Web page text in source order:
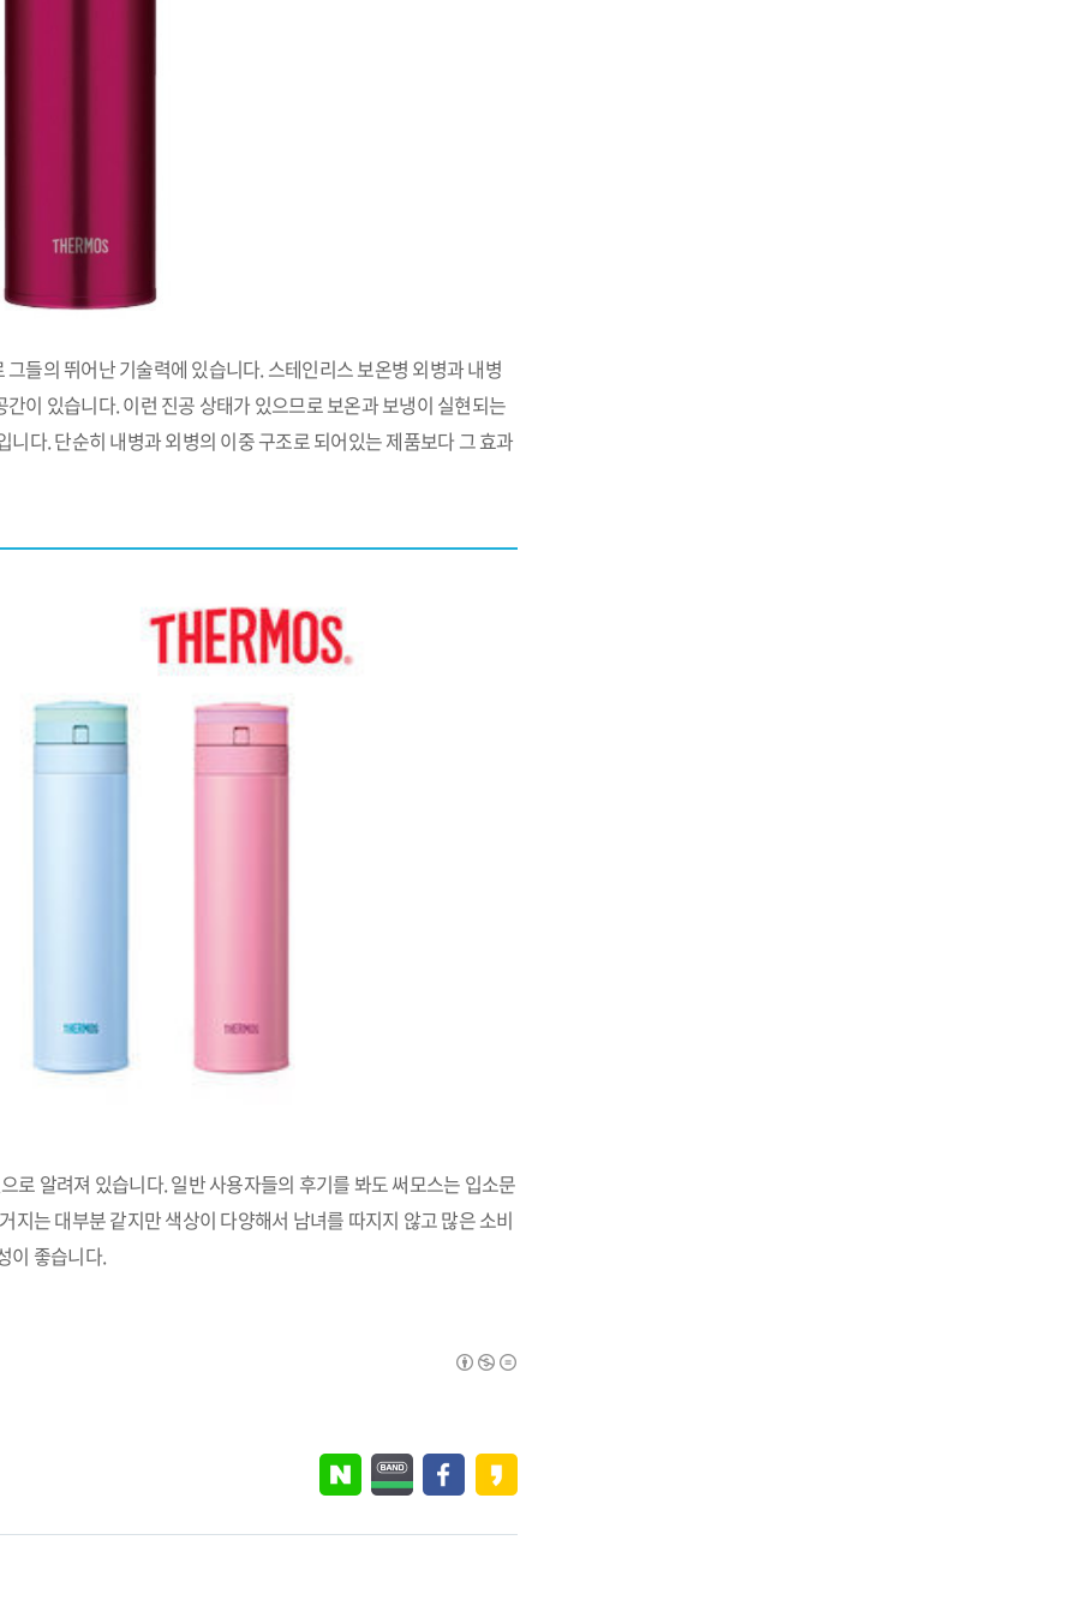
들의 뛰어난 기술력에 있습니다. 스테인리스 보온병 외병과 내병
이 있습니다. 이런 진공 상태가 있으므로 보온과 보냉이 실현되는
다. 단순히 내병과 외병의 이중 구조로 되어있는 제품보다 그 효과
로 알려져 있습니다. 일반 사용자들의 후기를 봐도 써모스는 입소문
지는 대부분 같지만 색상이 다양해서 남녀를 따지지 않고 많은 소비
이 좋습니다.